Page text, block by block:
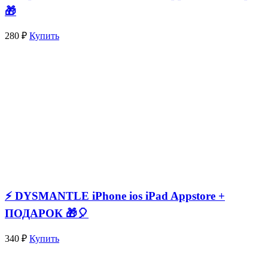
🎁
280 ₽ Купить
⚡️ DYSMANTLE iPhone ios iPad Appstore +
ПОДАРОК 🎁🎈
340 ₽ Купить